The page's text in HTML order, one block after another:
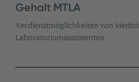
Gehalt MTLA
Verdienstmöglichkeiten von
Laboratoriumsassistenten